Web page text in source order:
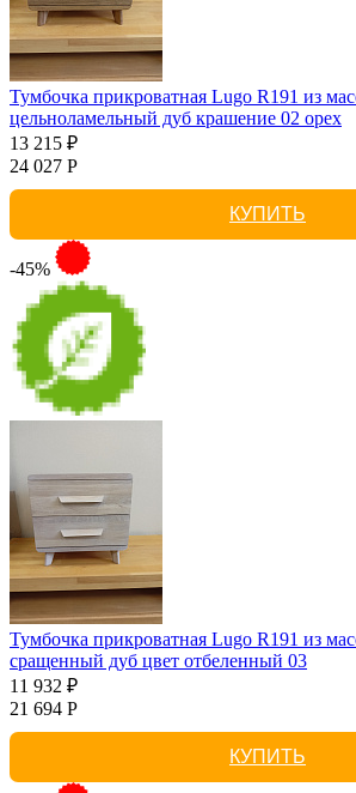
Тумбочка прикроватная Lugo R191 из
цельноламельный дуб крашение 02 орех
13 215 ₽
24 027 Р
КУПИТЬ
-45%
Тумбочка прикроватная Lugo R191 из
сращенный дуб цвет отбеленный 03
11 932 ₽
21 694 Р
КУПИТЬ